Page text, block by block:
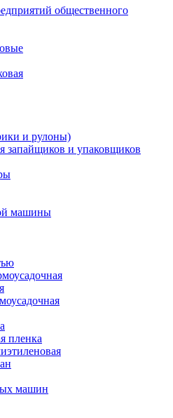
общественного
и рулоны)
запайщиков и упаковщиков
машины
пленка
машин